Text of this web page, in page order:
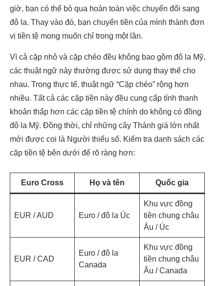
giờ, bạn có thể bỏ qua hoàn toàn việc chuyển đổi sang
đô la. Thay vào đó, bạn chuyển tiền của mình thành đơn
vị tiền tệ mong muốn chỉ trong một lần.
Vì cả cặp nhỏ và cặp chéo đều không bao gồm đô la Mỹ,
các thuật ngữ này thường được sử dụng thay thế cho
nhau. Trong thực tế, thuật ngữ “Cặp chéo” rộng hơn
nhiều. Tất cả các cặp tiền này đều cung cấp tính thanh
khoản thấp hơn các cặp tiền tệ chính do không có đồng
đô la Mỹ. Đồng thời, chỉ những cây Thánh giá lớn nhất
mới được coi là Người thiểu số. Kiểm tra danh sách các
cặp tiền tệ bên dưới để rõ ràng hơn:
Euro Cross Họ và tên Quốc gia
EUR / AUD Euro / đô la Úc
Khu vực đồng
tiền chung châu
Âu / Úc
EUR / CAD
Euro / đô la
Canada
Khu vực đồng
tiền chung châu
Âu / Canada